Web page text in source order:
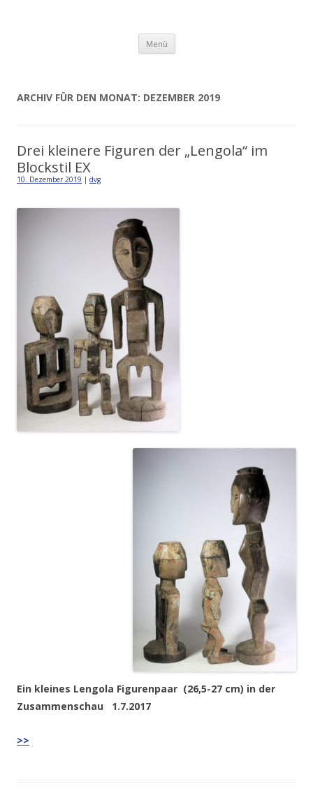
Menü Zum
springen
ARCHIV FÜR DEN MONAT: DEZEMBER 2019
Drei kleinere Figuren der „Lengola“ im
Blockstil EX
10. Dezember 2019 | dvg
Ein kleines Lengola Figurenpaar (26,5-27 cm) in der
Zusammenschau 1.7.2017
>>